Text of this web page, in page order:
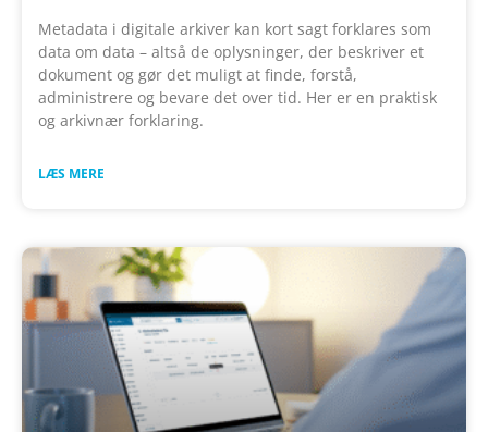
Metadata i digitale arkiver kan kort sagt forklares som
data om data – altså de oplysninger, der beskriver et
dokument og gør det muligt at finde, forstå,
administrere og bevare det over tid. Her er en praktisk
og arkivnær forklaring.
LÆS MERE